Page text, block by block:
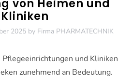
von Heimen und
Kliniken
2025 by Firma PHARMATECHNIK
und Kliniken
zunehmend an Bedeutung.